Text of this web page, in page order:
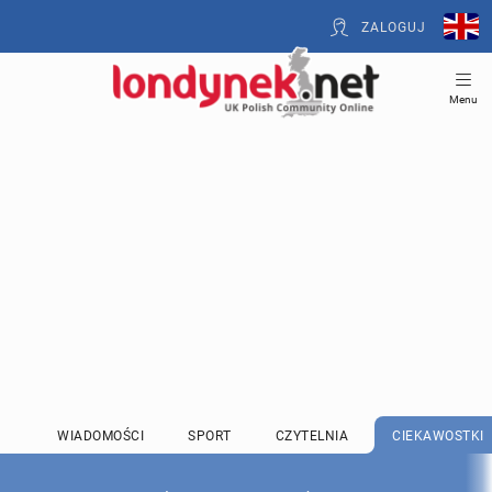
ZALOGUJ
Menu
WIADOMOŚCI SPORT CZYTELNIA CIEKAWOSTKI